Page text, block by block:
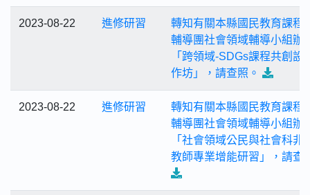
2023-08-22 進修研習
轉知有關本縣國民教育課程
輔導團社會領域輔導小組辦
「跨領域-SDGs課程共創設
作坊」，請查照。
2023-08-22 進修研習
轉知有關本縣國民教育課程
輔導團社會領域輔導小組辦
「社會領域公民與社會科非
教師專業增能研習」，請查